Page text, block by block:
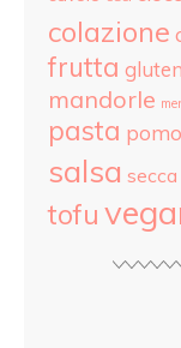
colazione
frutta
mandorle
pasta
salsa secca
tofu